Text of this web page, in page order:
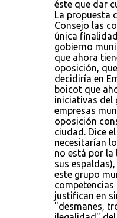
éste que dar
La propuesta
Consejo las
única
gobierno
que ahora
oposición,
decidiría en
boicot que
iniciativas del
empresas
oposición
ciudad. Dice
necesitarían
no está por
sus
este grupo
competencias
justifican en
"desmanes,